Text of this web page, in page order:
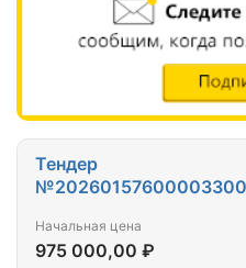
Тендер
Начальная цена
975 000,00 ₽